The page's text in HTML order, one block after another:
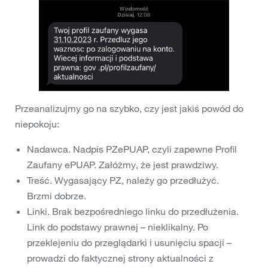
Przeanalizujmy go na szybko, czy jest jakiś powód do
niepokoju:
Nadawca. Nadpis PZePUAP, czyli zapewne Profil
Zaufany ePUAP. Załóżmy, że jest prawdziwy.
Treść. Wygasający PZ, należy go przedłużyć.
Brzmi dobrze.
Linki. Brak bezpośredniego linku do przedłużenia.
Link do podstawy prawnej – nieklikalny. Po
przeklejeniu do przeglądarki i usunięciu spacji –
prowadzi do faktycznej strony aktualności z